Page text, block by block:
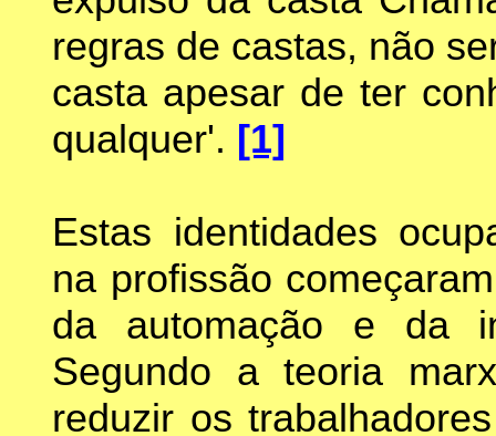
regras de castas, não
casta apesar de ter
qualquer'. [1]
Estas identidades
na profissão
da automação e da
Segundo a teoria
reduzir os